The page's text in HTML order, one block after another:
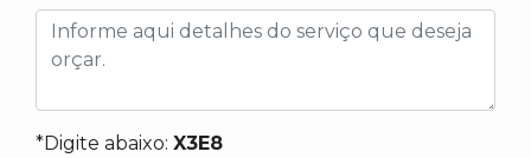
*Digite abaixo: X3E8